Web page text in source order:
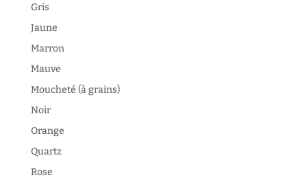
Gris
Jaune
Marron
Mauve
Moucheté (à grains)
Noir
Orange
Quartz
Rose